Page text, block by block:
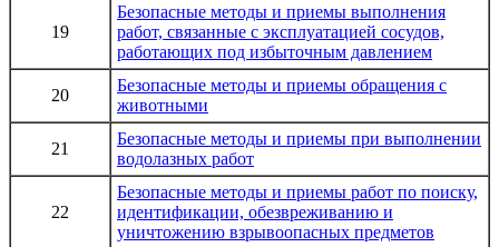
19
Безопасные методы и приемы выполнения
работ, связанные с эксплуатацией сосудов,
работающих под избыточным давлением
20
Безопасные методы и приемы обращения с
животными
21
Безопасные методы и приемы при выполнении
водолазных работ
22
Безопасные методы и приемы работ по поиску,
идентификации, обезвреживанию и
уничтожению взрывоопасных предметов